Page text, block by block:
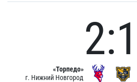
«Торпедо»
г. Нижний Новгород
2:1